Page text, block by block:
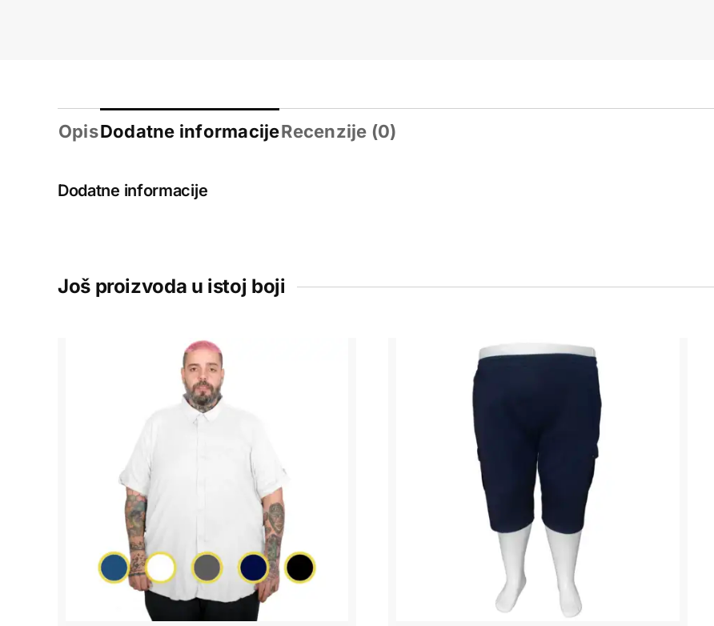
OpisDodatne informacijeRecenzije (0)
Dodatne informacije
Još proizvoda u istoj boji